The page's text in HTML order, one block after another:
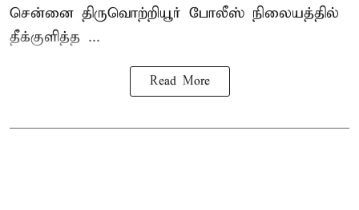
சென்னை திருவொற்றியூர் போலீஸ் நிலையத்தில்
தீக்குளித்த ...
Read More